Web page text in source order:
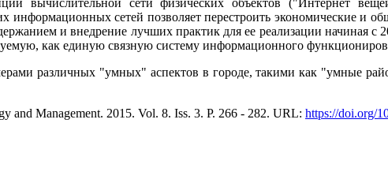
сетей позволяет перестроить экономические и
и внедрение лучших практик для ее реализации начиная с
как единую связную систему информационного
различных "умных" аспектов в городе, такими как "умные
and Management. 2015. Vol. 8. Iss. 3. P. 266 - 282. URL: https://doi.org/